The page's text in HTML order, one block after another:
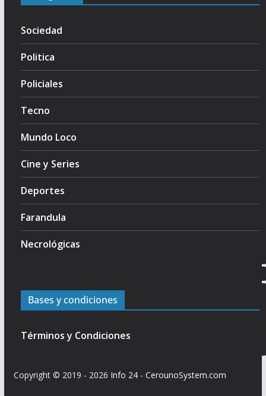
Sociedad
Politica
Policiales
Tecno
Mundo Loco
Cine y Series
Deportes
Farandula
Necrológicas
Bases y condiciones
Términos y Condiciones
Copyright © 2019 - 2026 Info 24- CerounoSystem.com